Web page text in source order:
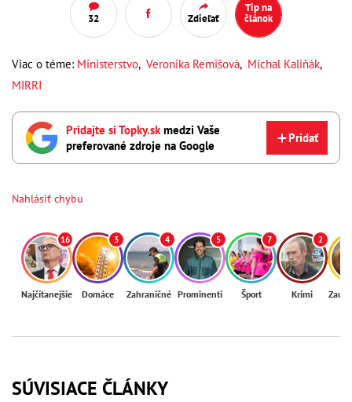
32 Zdieľať
Tip na
článok
Viac o téme: Ministerstvo, Veronika Remišová, Michal Kaliňák,
MIRRI
Pridajte si Topky.skmedzi Vaše
preferované zdroje na Google
Pridať
Nahlásiť chybu
16
Najčítanejšie
3
Domáce
4
Zahraničné
5
Prominenti
7
Šport
2
Krimi
SÚVISIACE ČLÁNKY